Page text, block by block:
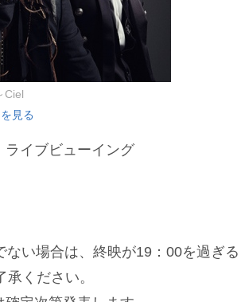
Ciel
見る
ライブビューイング
い場合は、終映が19：00を過ぎる
ください。